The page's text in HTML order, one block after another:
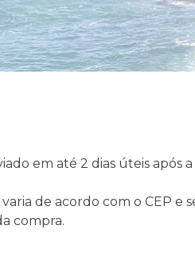
em até 2 dias úteis após a
de acordo com o CEP e
compra.